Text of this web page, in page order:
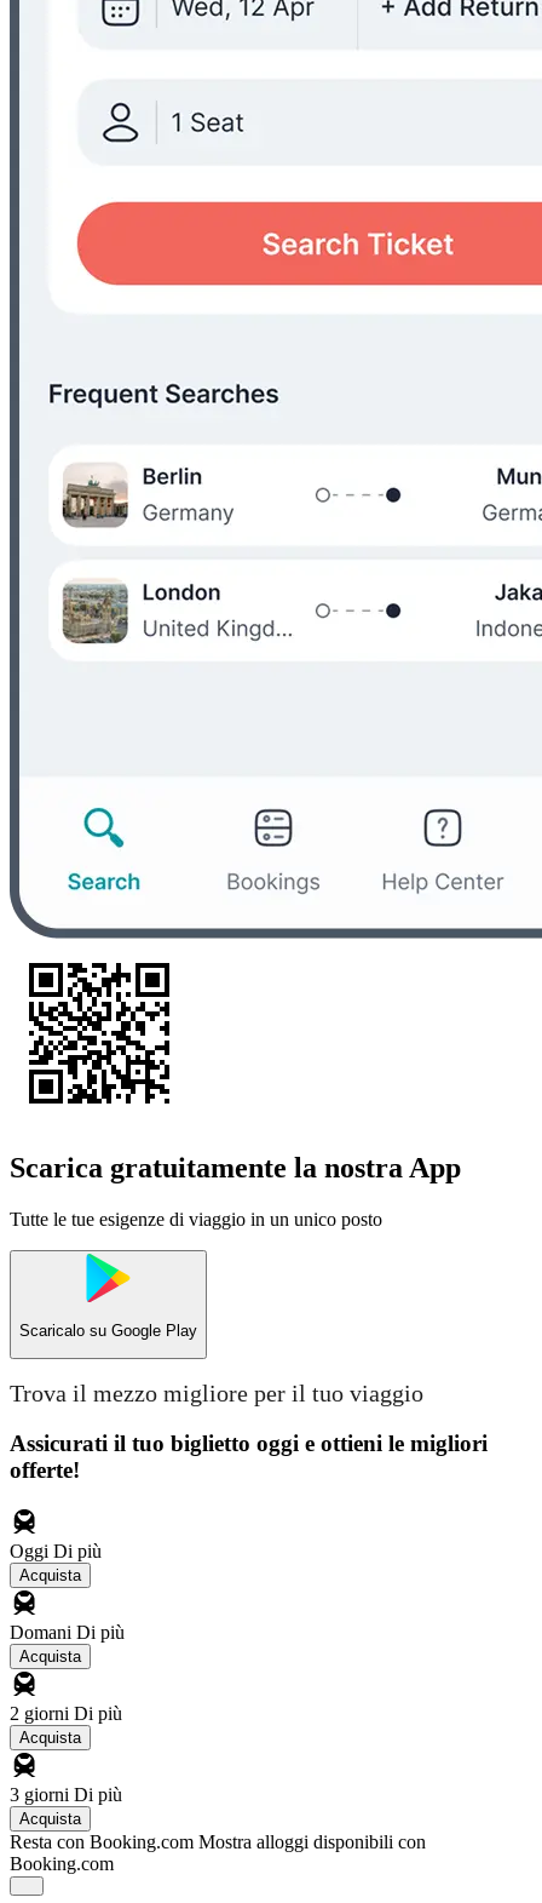
Scarica gratuitamente la nostra App
Tutte le tue esigenze di viaggio in un unico posto
Scaricalo su Google Play
Trova il mezzo migliore per il tuo viaggio
Assicurati il ​​tuo biglietto oggi e ottieni le migliori
offerte!
Oggi Di più
Acquista
Domani Di più
Acquista
2 giorni Di più
Acquista
3 giorni Di più
Acquista
Resta con Booking.com Mostra alloggi disponibili con
Booking.com